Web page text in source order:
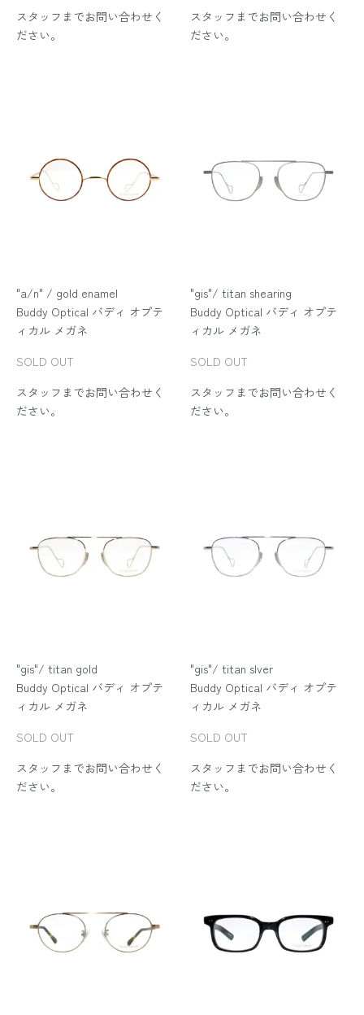
スタッフまでお問い合わせく
ださい。
スタッフまでお問い合わせく
ださい。
"a/n" / gold enamel
Buddy Optical バディ オプテ
ィカル メガネ
SOLD OUT
スタッフまでお問い合わせく
ださい。
"gis"/ titan shearing
Buddy Optical バディ オプテ
ィカル メガネ
SOLD OUT
スタッフまでお問い合わせく
ださい。
"gis"/ titan gold
Buddy Optical バディ オプテ
ィカル メガネ
SOLD OUT
スタッフまでお問い合わせく
ださい。
"gis"/ titan slver
Buddy Optical バディ オプテ
ィカル メガネ
SOLD OUT
スタッフまでお問い合わせく
ださい。